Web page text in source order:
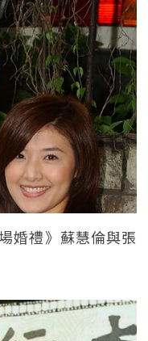
婚禮》蘇慧倫與張